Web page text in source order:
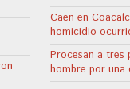
Caen en
homicidio
Procesan a tres
hombre por una